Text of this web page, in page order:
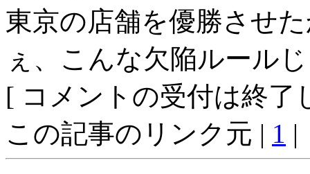
東京の店舗を優勝させ
ぇ、こんな欠陥ルール
[ コメントの受付は終了
この記事のリンク元 | 1 |